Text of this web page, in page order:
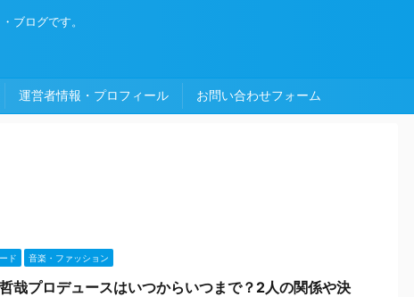
ブログです。
運営者情報・プロフィール お問い合わせフォーム
ド 音楽・ファッション
哉プロデュースはいつからいつまで？2人の関係や決